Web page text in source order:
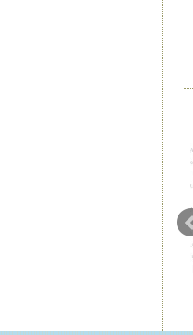
Flex Sublistop "Amarillo medio"